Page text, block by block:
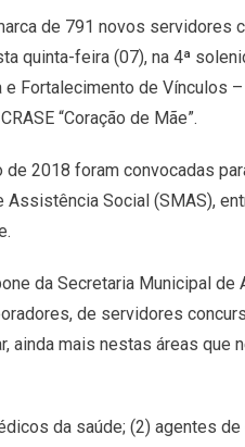
de 791 novos servidores
quinta-feira (07), na 4ª
Fortalecimento de Vínculos
“Coração de Mãe”.
2018 foram convocadas
Assistência Social (SMAS),
da Secretaria Municipal
de servidores
mais nestas áreas que
da saúde; (2) agentes